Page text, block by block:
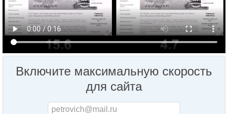
Включите максимальную скорость
для сайта